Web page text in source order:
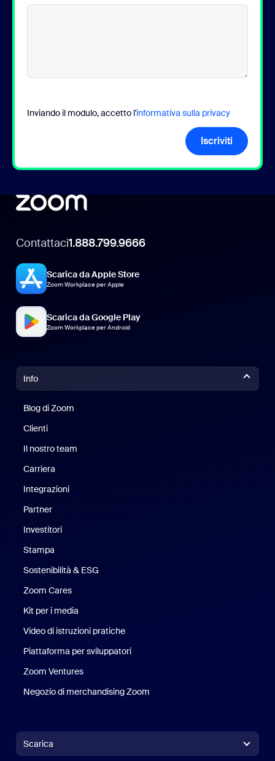
Inviando il modulo, accetto l'informativa sulla privacy
Iscriviti
Contattaci1.888.799.9666
Scarica da Apple Store
Zoom Workplace per Apple
Scarica da Google Play
Zoom Workplace per Android
Info
Blog di Zoom
Clienti
Il nostro team
Carriera
Integrazioni
Partner
Investitori
Stampa
Sostenibilità & ESG
Zoom Cares
Kit per i media
Video di istruzioni pratiche
Piattaforma per sviluppatori
Zoom Ventures
Negozio di merchandising Zoom
Scarica